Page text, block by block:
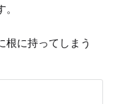
根に持ってしまう